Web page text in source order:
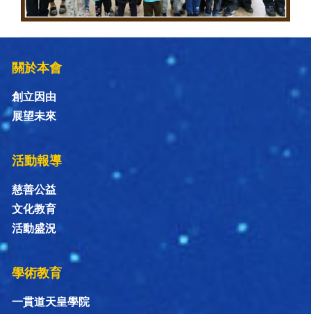
關於本會
創立因由
展望未來
活動報導
慈善公益
文化教育
活動盛況
學術教育
一貫道天皇學院